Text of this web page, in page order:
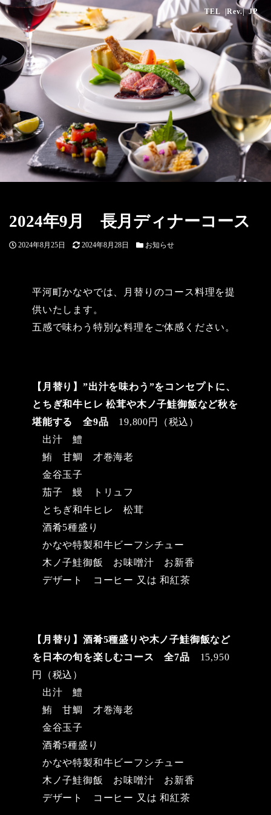
TEL |Rev.| JP
2024年9月 長月ディナーコース
投
2024年8月25日
更
2024年8月28日
カ
リ
お知らせ
平河町かなやでは、月替りのコース料理を提
供いたします。
五感で味わう特別な料理をご体感ください。
【月替り】”出汁を味わう”をコンセプトに、
とちぎ和牛ヒレ 松茸や木ノ子鮭御飯など秋を
堪能する 全9品 19,800円（税込）
出汁 鱧
鮪 甘鯛 才巻海老
金谷玉子
茄子 鰻 トリュフ
とちぎ和牛ヒレ 松茸
酒肴5種盛り
かなや特製和牛ビーフシチュー
木ノ子鮭御飯 お味噌汁 お新香
デザート コーヒー 又は 和紅茶
【月替り】酒肴5種盛りや木ノ子鮭御飯など
を日本の旬を楽しむコース 全7品 15,950
円（税込）
出汁 鱧
鮪 甘鯛 才巻海老
金谷玉子
酒肴5種盛り
かなや特製和牛ビーフシチュー
木ノ子鮭御飯 お味噌汁 お新香
デザート コーヒー 又は 和紅茶